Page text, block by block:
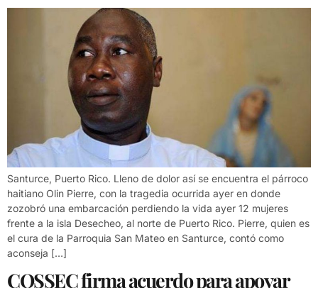
Santurce, Puerto Rico. Lleno de dolor así se encuentra el párroco
haitiano Olin Pierre, con la tragedia ocurrida ayer en donde
zozobró una embarcación perdiendo la vida ayer 12 mujeres
frente a la isla Desecheo, al norte de Puerto Rico. Pierre, quien es
el cura de la Parroquia San Mateo en Santurce, contó como
aconseja […]
COSSEC firma acuerdo para apoyar